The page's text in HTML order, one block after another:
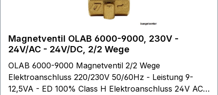
Magnetventil OLAB 6000-9000, 230V -
24V/AC - 24V/DC, 2/2 Wege
OLAB 6000-9000 Magnetventil 2/2 Wege
Elektroanschluss 220/230V 50/60Hz - Leistung 9-
12,5VA - ED 100% Class H Elektroanschluss 24V AC